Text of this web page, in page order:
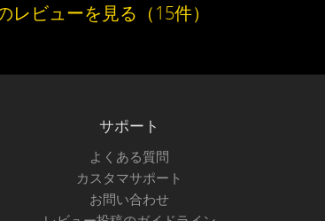
レビューを見る（15件）
サポート
よくある質問
カスタマサポート
お問い合わせ